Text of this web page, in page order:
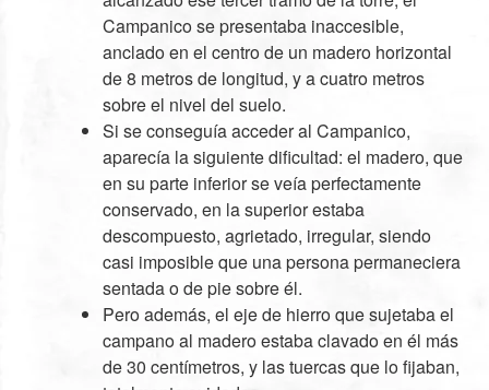
Campanico se presentaba inaccesible,
anclado en el centro de un madero horizontal
de 8 metros de longitud, y a cuatro metros
sobre el nivel del suelo.
Si se conseguía acceder al Campanico,
aparecía la siguiente dificultad: el madero, que
en su parte inferior se veía perfectamente
conservado, en la superior estaba
descompuesto, agrietado, irregular, siendo
casi imposible que una persona permaneciera
sentada o de pie sobre él.
Pero además, el eje de hierro que sujetaba el
campano al madero estaba clavado en él más
de 30 centímetros, y las tuercas que lo fijaban,